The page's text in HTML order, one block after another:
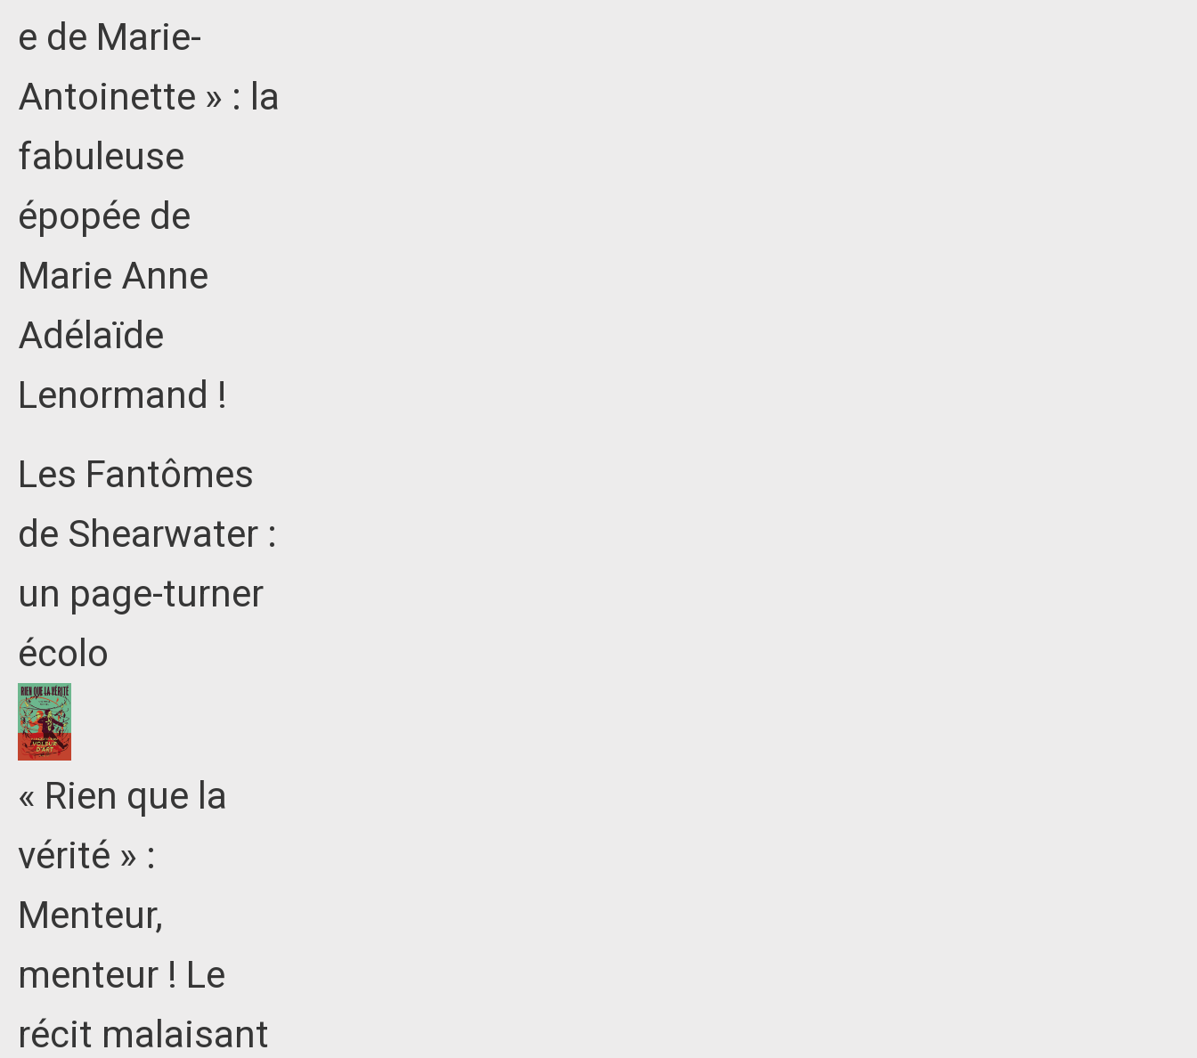
e de Marie-
Antoinette » : la
fabuleuse
épopée de
Marie Anne
Adélaïde
Lenormand !
Les Fantômes
de Shearwater :
un page-turner
écolo
« Rien que la
vérité » :
Menteur,
menteur ! Le
récit malaisant